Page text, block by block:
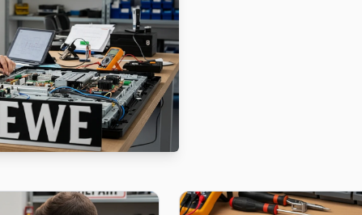
48 saatlik izleme, sorun çıkarsa ücretsiz ikinci ziyaret.
arızayı yerinde teşhis ediyor.